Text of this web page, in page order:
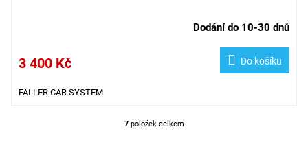
Dodání do 10-30 dnů
3 400 Kč Do košíku
FALLER CAR SYSTEM
O
7položek celkem